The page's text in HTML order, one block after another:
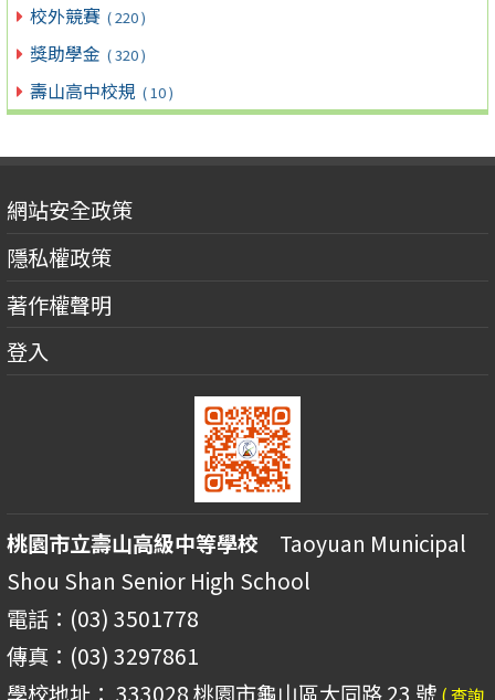
校外競賽 ( 220 )
獎助學金 ( 320 )
壽山高中校規 ( 10 )
網站安全政策
隱私權政策
著作權聲明
登入
桃園市立壽山高級中等學校 Taoyuan Municipal
Shou Shan Senior High School
電話：(03) 3501778
傳真：(03) 3297861
( 查詢